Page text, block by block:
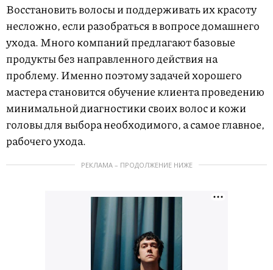
Восстановить волосы и поддерживать их красоту
несложно, если разобраться в вопросе домашнего
ухода. Много компаний предлагают базовые
продукты без направленного действия на
проблему. Именно поэтому задачей хорошего
мастера становится обучение клиента проведению
минимальной диагностики своих волос и кожи
головы для выбора необходимого, а самое главное,
рабочего ухода.
РЕКЛАМА – ПРОДОЛЖЕНИЕ НИЖЕ